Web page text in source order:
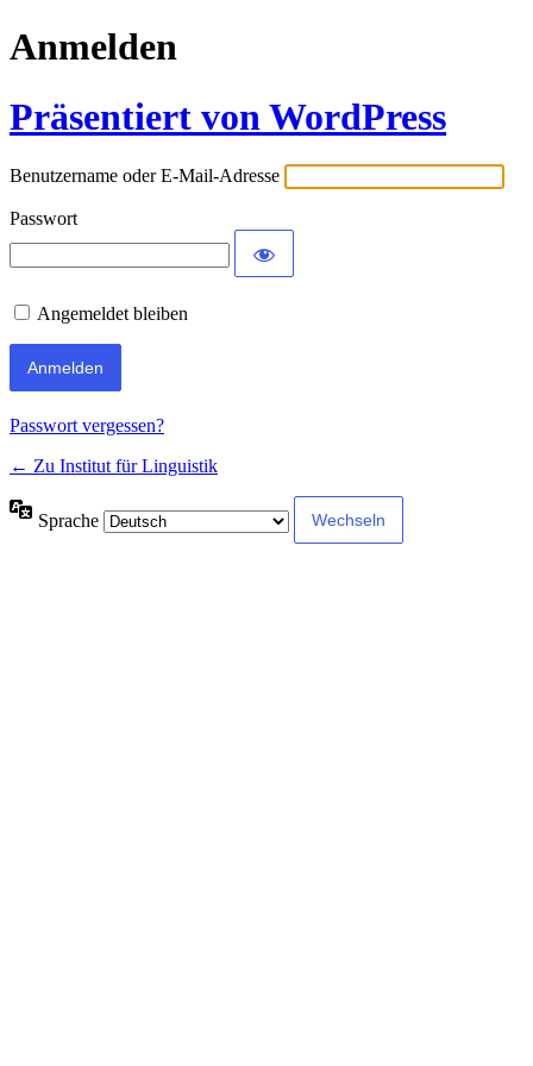
Anmelden
Präsentiert von WordPress
Benutzername oder E-Mail-Adresse
Passwort
Angemeldet bleiben
Passwort vergessen?
← Zu Institut für Linguistik
Sprache